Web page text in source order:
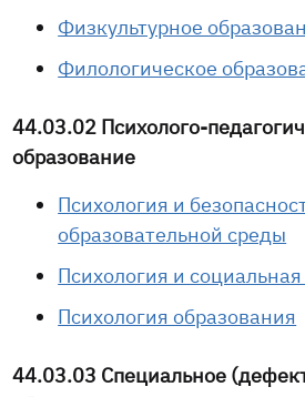
Физкультурное
Филологическое
44.03.02 Психолого-
образование
Психология и
образовательной среды
Психология и
Психология образования
44.03.03 Специальное